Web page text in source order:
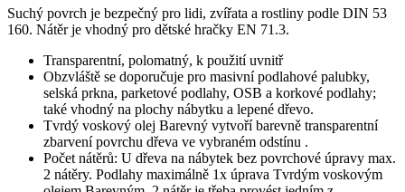
Suchý povrch je bezpečný pro lidi, zvířata a rostliny podle DIN 53
160. Nátěr je vhodný pro dětské hračky EN 71.3.
Transparentní, polomatný, k použití uvnitř
Obzvláště se doporučuje pro masivní podlahové palubky,
selská prkna, parketové podlahy, OSB a korkové podlahy;
také vhodný na plochy nábytku a lepené dřevo.
Tvrdý voskový olej Barevný vytvoří barevně transparentní
zbarvení povrchu dřeva ve vybraném odstínu .
Počet nátěrů: U dřeva na nábytek bez povrchové úpravy max.
2 nátěry. Podlahy maximálně 1x úprava Tvrdým voskovým